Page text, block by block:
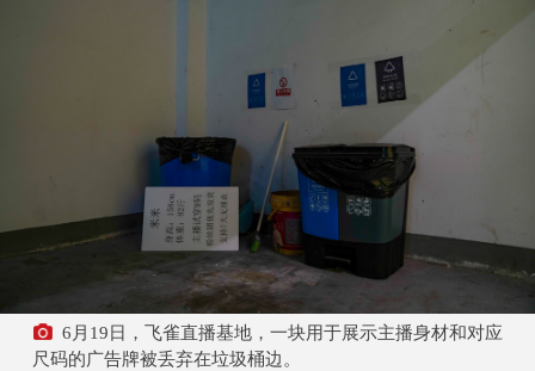
6月19日，飞雀直播基地，一块用于展示主播身材和对应
尺码的广告牌被丢弃在垃圾桶边。